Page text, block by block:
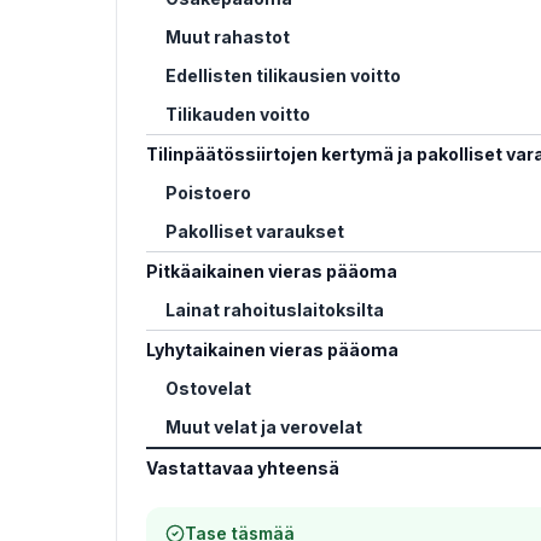
Muut rahastot
Edellisten tilikausien voitto
Tilikauden voitto
Tilinpäätössiirtojen kertymä ja pakolliset
Poistoero
Pakolliset varaukset
Pitkäaikainen vieras pääoma
Lainat rahoituslaitoksilta
Lyhytaikainen vieras pääoma
Ostovelat
Muut velat ja verovelat
Vastattavaa yhteensä
Tase täsmää